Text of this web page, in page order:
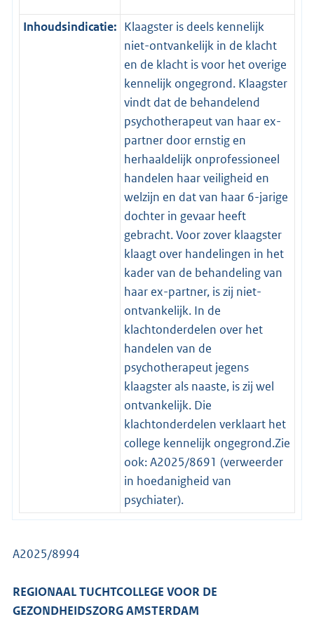
Inhoudsindicatie: Klaagster is deels kennelijk
niet-ontvankelijk in de klacht
en de klacht is voor het overige
kennelijk ongegrond. Klaagster
vindt dat de behandelend
psychotherapeut van haar ex-
partner door ernstig en
herhaaldelijk onprofessioneel
handelen haar veiligheid en
welzijn en dat van haar 6-jarige
dochter in gevaar heeft
gebracht. Voor zover klaagster
klaagt over handelingen in het
kader van de behandeling van
haar ex-partner, is zij niet-
ontvankelijk. In de
klachtonderdelen over het
handelen van de
psychotherapeut jegens
klaagster als naaste, is zij wel
ontvankelijk. Die
klachtonderdelen verklaart het
college kennelijk ongegrond.Zie
ook: A2025/8691 (verweerder
in hoedanigheid van
psychiater).
A2025/8994
REGIONAAL TUCHTCOLLEGE VOOR DE
GEZONDHEIDSZORG AMSTERDAM